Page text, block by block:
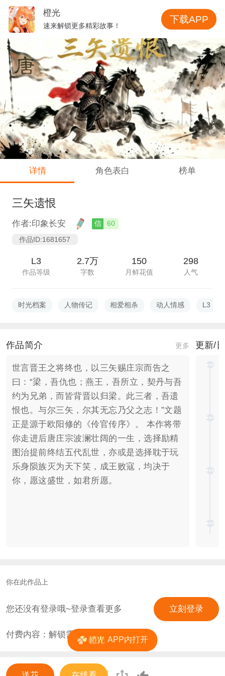
详情 角色表白 榜单
三矢遗恨
作者:印象长安 信
60
作品ID:1681657
L3
作品等级
2.7万
字数
150
月鲜花值
298
人气
时光档案 人物传记 相爱相杀 动人情感 L3
作品简介 更多
世言晋王之将终也，以三矢赐庄宗而告之
曰：“梁，吾仇也；燕王，吾所立，契丹与吾
约为兄弟，而皆背晋以归梁。此三者，吾遗
恨也。与尔三矢，尔其无忘乃父之志！”文题
正是源于欧阳修的《‌伶官传序‌》。 本作将带
你走进后唐庄宗波澜壮阔的一生，选择励精
图治提前终结五代乱世，亦或是选择耽于玩
乐身陨族灭为天下笑，成王败寇，均决于
你，愿这盛世，如君所愿。
更新/
你在此作品上
您还没有登录哦~登录查看更多 立刻登录
付费内容：解锁需 25 花
橙光
速来解锁更多精彩故事！
下载APP
APP内打开